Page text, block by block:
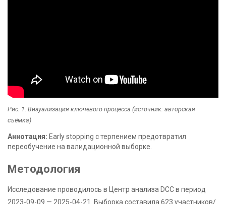
Рис. 1. Визуализация ключевого процесса (источник: авторская
съёмка)
Аннотация: Early stopping с терпением предотвратил
переобучение на валидационной выборке.
Методология
Исследование проводилось в Центр анализа DCC в период
2023-09-09 — 2025-04-21. Выборка составила 623 участников/